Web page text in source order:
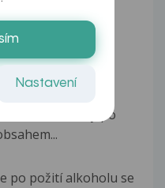
za 4 týdny...
ale už
masturbaci...
který po
po požití alkoholu se
Nastavení